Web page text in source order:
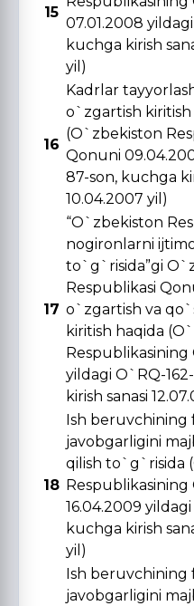
15
07.01.2008
kuchga kirish
yil)
16
Kadrlar
o`zgartish
(O`zbekiston
Qonuni
87-son, kuchga
10.04.2007 yil)
17
“O`zbekiston
nogironlarni
to`g`risida”gi
Respublikasi
o`zgartish va
kiritish haqida
Respublikasining
yildagi O`RQ-
kirish sanasi
18
Ish beruvchining
javobgarligini
qilish to`g`risida
Respublikasining
16.04.2009
kuchga kirish
yil)
Ish beruvchining
javobgarligini